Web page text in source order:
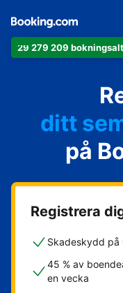
29 279 209
ditt
på
Registrera
Skadeskydd på
45 % av
en vecka